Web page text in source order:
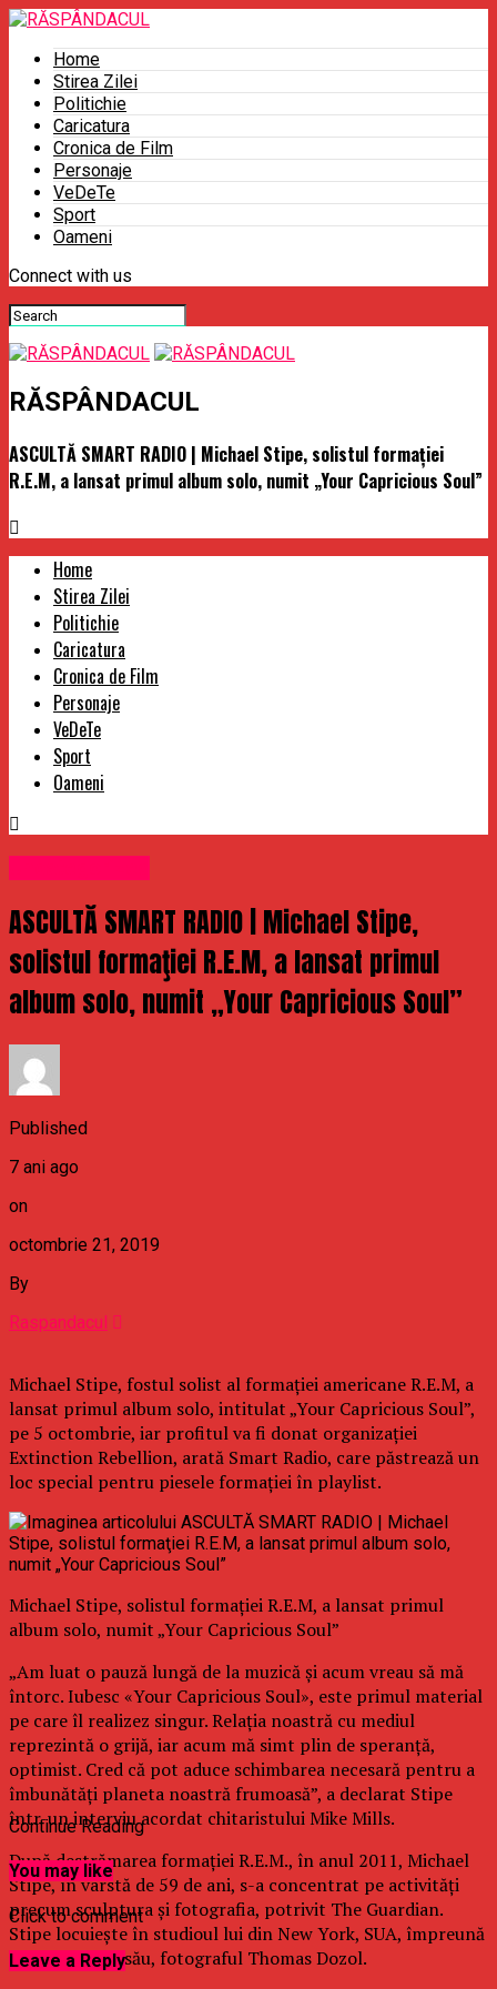
Home
Stirea Zilei
Politichie
Caricatura
Cronica de Film
Personaje
VeDeTe
Sport
Oameni
Connect with us
RĂSPÂNDACUL
ASCULTĂ SMART RADIO | Michael Stipe, solistul formaţiei
R.E.M, a lansat primul album solo, numit „Your Capricious Soul”
Home
Stirea Zilei
Politichie
Caricatura
Cronica de Film
Personaje
VeDeTe
Sport
Oameni
ASCULTĂ SMART RADIO | Michael Stipe,
solistul formaţiei R.E.M, a lansat primul
album solo, numit „Your Capricious Soul”
Published
7 ani ago
on
octombrie 21, 2019
By
Raspandacul
Michael Stipe, fostul solist al formaţiei americane R.E.M, a
lansat primul album solo, intitulat „Your Capricious Soul”,
pe 5 octombrie, iar profitul va fi donat organizaţiei
Extinction Rebellion, arată Smart Radio, care păstrează un
loc special pentru piesele formaţiei în playlist.
Michael Stipe, solistul formaţiei R.E.M, a lansat primul
album solo, numit „Your Capricious Soul”
„Am luat o pauză lungă de la muzică şi acum vreau să mă
întorc. Iubesc «Your Capricious Soul», este primul material
pe care îl realizez singur. Relaţia noastră cu mediul
reprezintă o grijă, iar acum mă simt plin de speranţă,
optimist. Cred că pot aduce schimbarea necesară pentru a
îmbunătăţi planeta noastră frumoasă”, a declarat Stipe
într-un interviu acordat chitaristului Mike Mills.
După destrămarea formaţiei R.E.M., în anul 2011, Michael
Stipe, în vârstă de 59 de ani, s-a concentrat pe activităţi
precum sculptura şi fotografia, potrivit The Guardian.
Stipe locuieşte în studioul lui din New York, SUA, împreună
cu partenerul său, fotograful Thomas Dozol.
Continue Reading
You may like
Click to comment
Leave a Reply